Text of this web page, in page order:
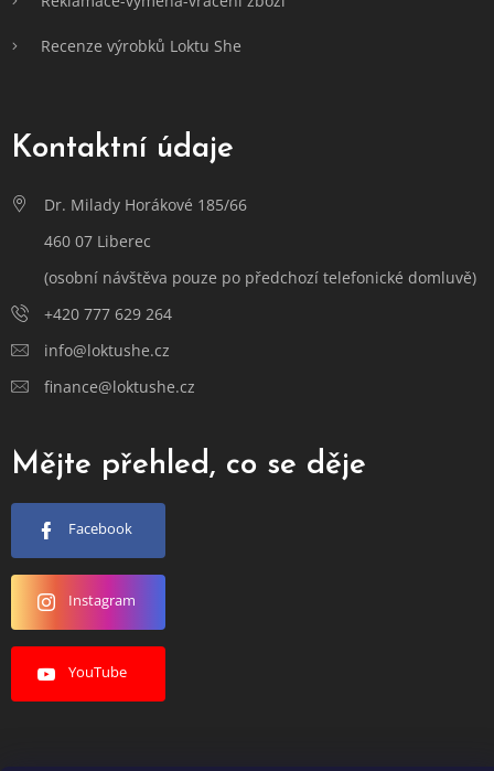
Recenze výrobků Loktu She
Kontaktní údaje
Dr. Milady Horákové 185/66
460 07 Liberec
(osobní návštěva pouze po předchozí telefonické domluvě)
+420 777 629 264
info@loktushe.cz
finance@loktushe.cz
Mějte přehled, co se děje
Facebook
Instagram
YouTube